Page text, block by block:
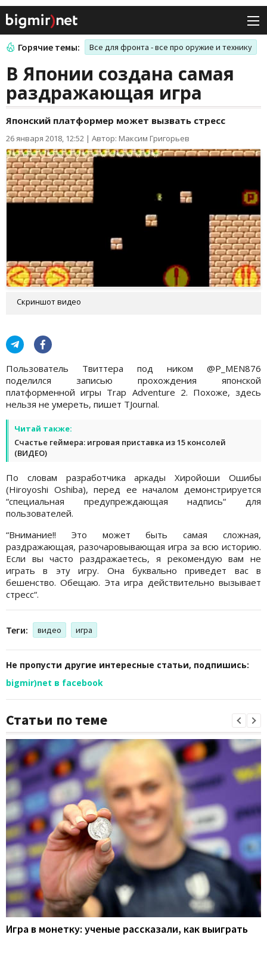
Горячие темы: Все для фронта - все про оружие и технику
В Японии создана самая
раздражающая игра
Японский платформер может вызвать стресс
26 января 2018, 12:52 | Автор: Максим Григорьев
Скриншот видео
Пользователь Твиттера под ником @P_MEN876
поделился записью прохождения японской
платформенной игры Trap Adventure 2. Похоже, здесь
нельзя не умереть, пишет TJournal.
Читай также:
Счастье геймера: игровая приставка из 15 консолей
(ВИДЕО)
По словам разработчика аркады Хиройоши Ошибы
(Hiroyoshi Oshiba), перед ее началом демонстрируется
“специальная предупреждающая надпись“ для
пользователей.
“Внимание!! Это может быть самая сложная,
раздражающая, разочаровывающая игра за всю историю.
Если вы часто раздражаетесь, я рекомендую вам не
играть в эту игру. Она буквально приведет вас в
бешенство. Обещаю. Эта игра действительно вызывает
стресс“.
Теги: видео игра
Не пропусти другие интересные статьи, подпишись:
bigmir)net в facebook
Статьи по теме
Игра в монетку: ученые рассказали, как выиграть